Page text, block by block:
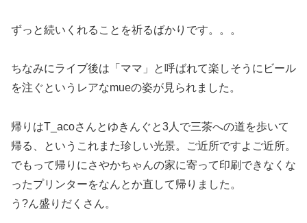
ずっと続いくれることを祈るばかりです。。。
ちなみにライブ後は「ママ」と呼ばれて楽しそうにビール
を注ぐというレアなmueの姿が見られました。
帰りはT_acoさんとゆきんぐと3人で三茶への道を歩いて
帰る、というこれまた珍しい光景。ご近所ですよご近所。
でもって帰りにさやかちゃんの家に寄って印刷できなくな
ったプリンターをなんとか直して帰りました。
う?ん盛りだくさん。